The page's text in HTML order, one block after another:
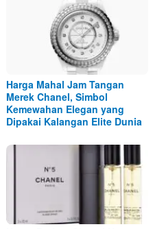
Harga Mahal Jam Tangan
Merek Chanel, Simbol
Kemewahan Elegan yang
Dipakai Kalangan Elite Dunia